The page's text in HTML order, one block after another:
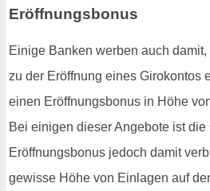
Eröffnungsbonus
Einige Banken werben auch
zu der Eröffnung eines Girokontos
einen Eröffnungsbonus in Höhe
Bei einigen dieser Angebote ist die
Eröffnungsbonus jedoch damit
gewisse Höhe von Einlagen auf